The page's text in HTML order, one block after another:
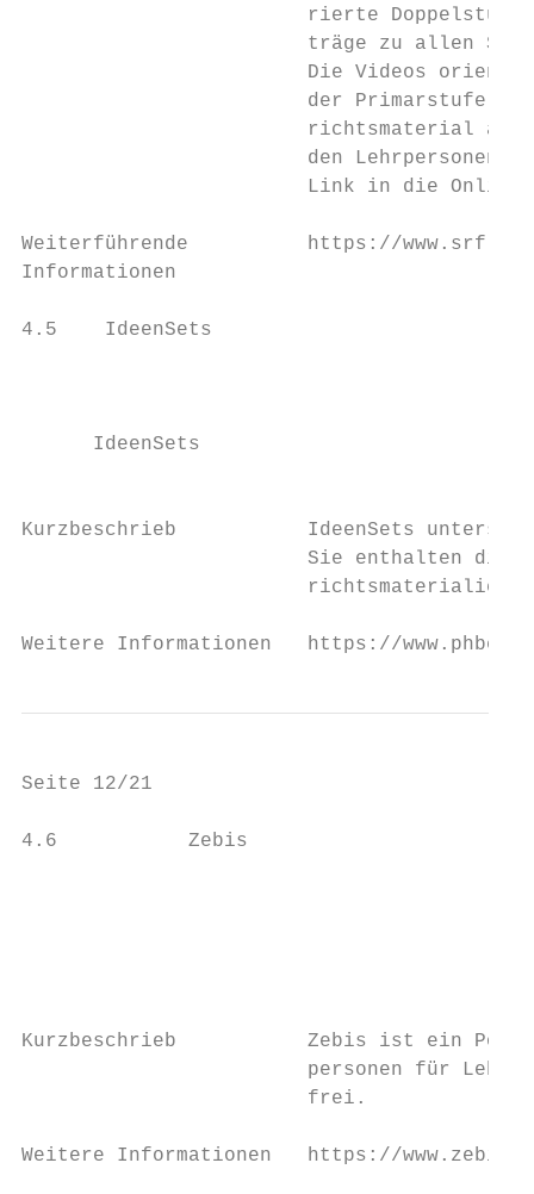
rierte
träge zu allen
Die Videos
der Primarstufe
richtsmaterial
den Lehrpersonen
Link in die
Weiterführende          https://www.srf.ch/
Informationen
4.5    IdeenSets
IdeenSets
Kurzbeschrieb           IdeenSets
Sie enthalten
richtsmaterialien
Weitere Informationen   https://
Seite 12/21
4.6           Zebis
Kurzbeschrieb           Zebis ist ein Portal
personen für
                        frei.
Weitere Informationen   https://